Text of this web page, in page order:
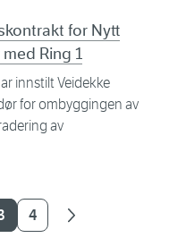
for Nytt
Ring 1
innstilt Veidekke
for ombyggingen av
av
4